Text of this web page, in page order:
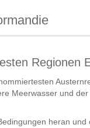
Regionen
Meerwasser und
heran und